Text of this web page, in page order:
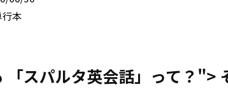
本
「スパルタ英会話」って？">